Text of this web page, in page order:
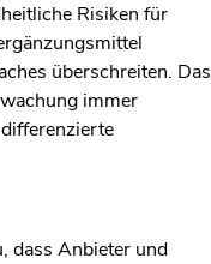
Risiken für
überschreiten. Das
immer
dass Anbieter und